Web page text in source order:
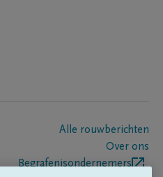
Alle rouwberichten
Over ons
Begrafenisondernemers